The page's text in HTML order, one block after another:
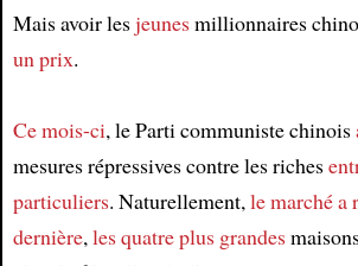
Mais avoir lesjeunesmillionnaires
un prix.
Ce mois-ci, le Parti communiste chinois
mesures répressives contre les riches
particuliers. Naturellement,le marchéa
dernière,les quatre plus grandes